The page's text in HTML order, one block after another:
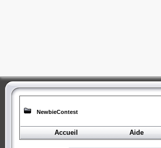
NewbieContest
Accueil
Aide